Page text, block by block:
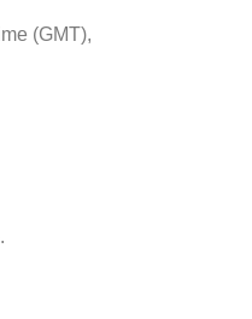
(GMT),